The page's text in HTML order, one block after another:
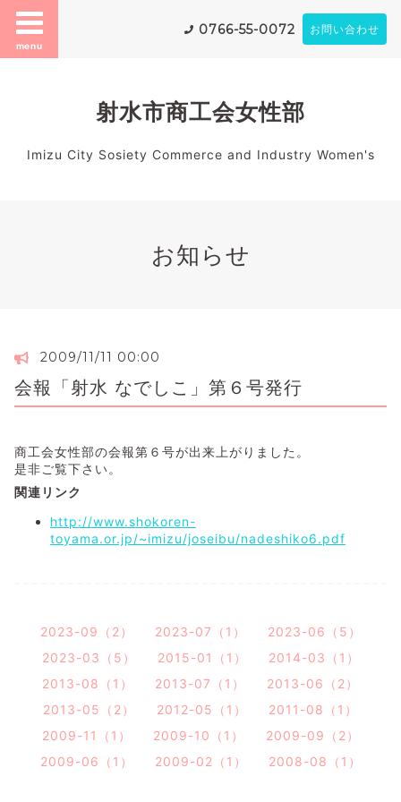
menu
0766-55-0072 お問い合わせ
射水市商工会女性部
Imizu City Sosiety Commerce and Industry Women's
お知らせ
2009/11/11 00:00
会報「射水 なでしこ」第６号発行
商工会女性部の会報第６号が出来上がりました。
是非ご覧下さい。
関連リンク
http://www.shokoren-
toyama.or.jp/~imizu/joseibu/nadeshiko6.pdf
2023-09（2） 2023-07（1）
2023-06（5）
2023-03（5）
2015-01（1）
2014-03（1）
2013-08（1）
2013-07（1）
2013-06（2）
2013-05（2）
2012-05（1）
2011-08（1）
2009-11（1）
2009-10（1）
2009-09（2）
2009-06（1）
2009-02（1） 2008-08（1）